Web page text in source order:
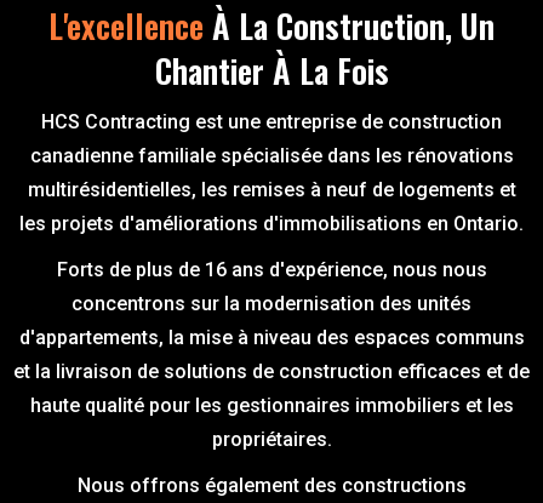
L'excellence À La Construction, Un
Chantier À La Fois
HCS Contracting est une entreprise de construction
canadienne familiale spécialisée dans les rénovations
multirésidentielles, les remises à neuf de logements et
les projets d'améliorations d'immobilisations en Ontario.
Forts de plus de 16 ans d'expérience, nous nous
concentrons sur la modernisation des unités
d'appartements, la mise à niveau des espaces communs
et la livraison de solutions de construction efficaces et de
haute qualité pour les gestionnaires immobiliers et les
propriétaires.
Nous offrons également des constructions